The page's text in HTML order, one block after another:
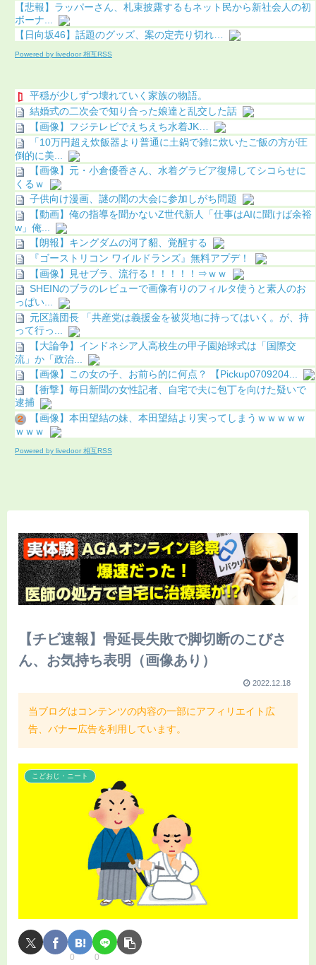
【悲報】ラッパーさん、札束披露するもネット民から新社会人の初
ボーナ...
【日向坂46】話題のグッズ、案の定売り切れ…
Powered by livedoor 相互RSS
平穏が少しずつ壊れていく家族の物語。
結婚式の二次会で知り合った娘達と乱交した話
【画像】フジテレビでえちえち水着JK…
「10万円超え炊飯器より普通に土鍋で雑に炊いたご飯の方が圧
倒的に美...
【画像】元・小倉優香さん、水着グラビア復帰してシコらせに
くるｗ
子供向け漫画、謎の闇の大会に参加しがち問題
【動画】俺の指導を聞かないZ世代新人「仕事はAIに聞けば余裕
w」俺...
【朗報】キングダムの河了貂、覚醒する
『ゴーストリコン ワイルドランズ』無料アプデ！
【画像】見せブラ、流行る！！！！！⇒ｗｗ
SHEINのブラのレビューで画像有りのフィルタ使うと素人のお
っぱい...
元区議団長 「共産党は義援金を被災地に持ってはいく。が、持
って行っ...
【大論争】インドネシア人高校生の甲子園始球式は「国際交
流」か「政治...
【画像】この女の子、お前ら的に何点？ 【Pickup0709204...
【衝撃】毎日新聞の女性記者、自宅で夫に包丁を向けた疑いで
逮捕
【画像】本田望結の妹、本田望結より実ってしまうｗｗｗｗｗ
ｗｗｗ
Powered by livedoor 相互RSS
【チビ速報】骨延長失敗で脚切断のこびさ
ん、お気持ち表明（画像あり）
2022.12.18
当ブログはコンテンツの内容の一部にアフィリエイト広
告、バナー広告を利用しています。
こどおじ・ニート
0 0